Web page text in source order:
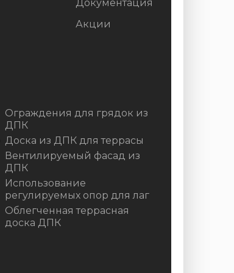
Документация
Акции
Ограждения для грядок из
ДПК
Доска из ДПК для террасы
Вентилируемый фасад из
ДПК
Использование
регулируемых опор для лаг
Облегченная террасная
доска ДПК